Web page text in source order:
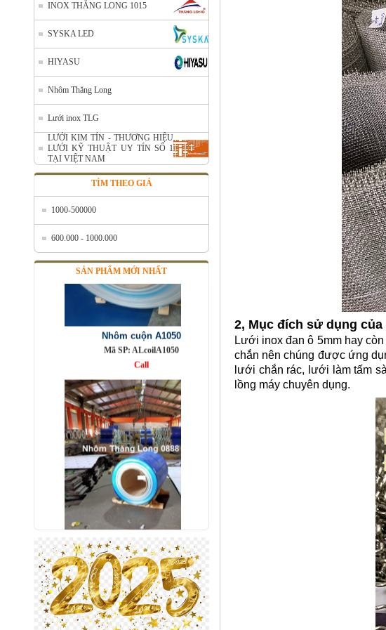
INOX THĂNG LONG 1015
SYSKA LED
HIYASU
Nhôm Thăng Long
Lưới inox TLG
LƯỚI KIM TÍN - THƯƠNG HIỆU
LƯỚI KỸ THUẬT UY TÍN SỐ 1
TẠI VIỆT NAM
TÌM THEO GIÁ
1000-500000
600.000 - 1000.000
SẢN PHẨM MỚI NHẤT
Nhôm cuộn cắt lẻ
Mã SP: AcuonceYC
Call
Nhôm cuộn A1050
Mã SP: ALcoilA1050
Call
Nhôm bảo ôn cuộn mỏng A1050
Mã SP: AbaoonA1050
2, Mục đích sử dụng
Lưới inox đan ô 5mm hay
chắn nên chúng được ứng
lưới chắn rác, lưới làm tấm
lồng máy chuyên dụng.